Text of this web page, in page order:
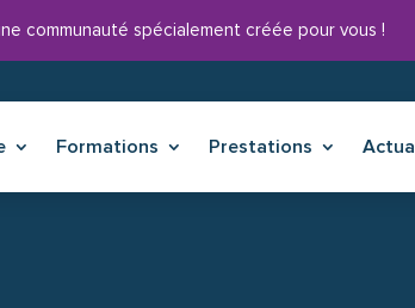
communauté spécialement créée pour vous !
Formations Prestations
Formations Prestations